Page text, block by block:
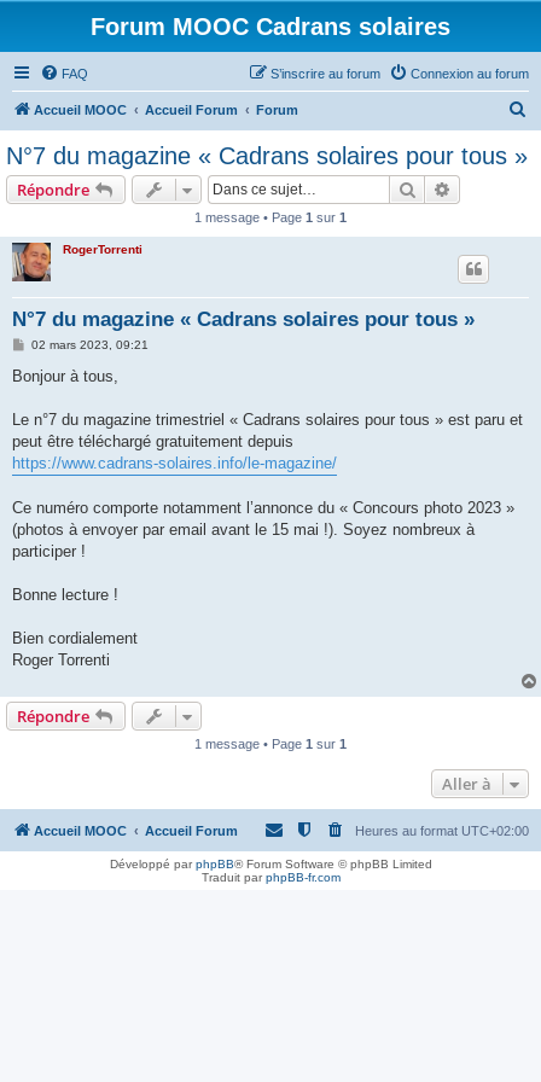
Forum MOOC Cadrans solaires
FAQ Connexion au forum
S’inscrire au forum
Accueil MOOC Accueil Forum Forum
N°7 du magazine « Cadrans solaires pour tous »
Répondre Rechercher
1 message • Page 1 sur 1
RogerTorrenti
N°7 du magazine « Cadrans solaires pour tous »
M
s
g
02 mars 2023, 09:21
Bonjour à tous,
Le n°7 du magazine trimestriel « Cadrans solaires pour tous » est paru et
peut être téléchargé gratuitement depuis
https://www.cadrans-solaires.info/le-magazine/
Ce numéro comporte notamment l’annonce du « Concours photo 2023 »
(photos à envoyer par email avant le 15 mai !). Soyez nombreux à
participer !
Bonne lecture !
Bien cordialement
Roger Torrenti
Répondre
1 message • Page 1 sur 1
Aller à
Accueil MOOC Accueil Forum Heures au format UTC+02:00
Développé parphpBB® Forum Software © phpBB Limited
Traduit parphpBB-fr.com